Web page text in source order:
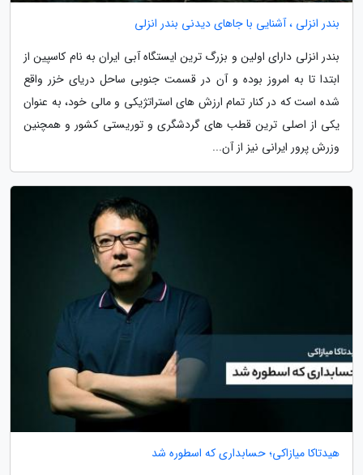
بندر انزلی ، آشنایی با جاهای دیدنی بندر انزلی
بندر انزلی دارای اولین و بزرگ ترین ایستگاه آبی ایران به نام کاسپین از
ابتدا تا به امروز بوده و آن در قسمت جنوبی ساحل دریای خزر واقع
شده است که در کنار تمام ارزش های استراتژیکی و مالی خود، به عنوان
یکی از اصلی ترین قطب های گردشگری و توریستی کشور و همچنین
وزرش پرور ایرانی نیز از آن...
هیدتاکا میازاکی؛ حسابداری که اسطوره شد